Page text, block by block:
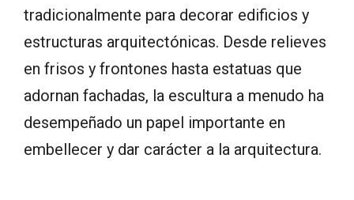
tradicionalmente para decorar edificios y
estructuras arquitectónicas. Desde relieves
en frisos y frontones hasta estatuas que
adornan fachadas, la escultura a menudo ha
desempeñado un papel importante en
embellecer y dar carácter a la arquitectura.